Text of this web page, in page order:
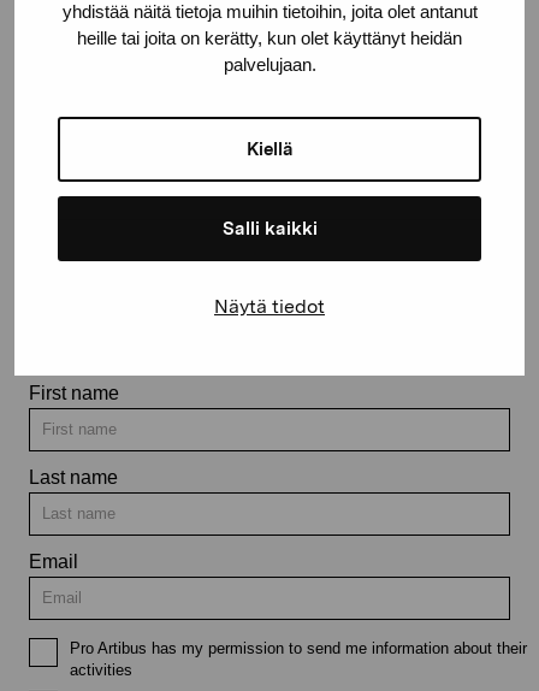
yhdistää näitä tietoja muihin tietoihin, joita olet antanut
heille tai joita on kerätty, kun olet käyttänyt heidän
palvelujaan.
Kiellä
Salli kaikki
Näytä tiedot
Contact us
exhibitions and events
First name
Last name
Email
Pro Artibus has my permission to send me information about their
activities